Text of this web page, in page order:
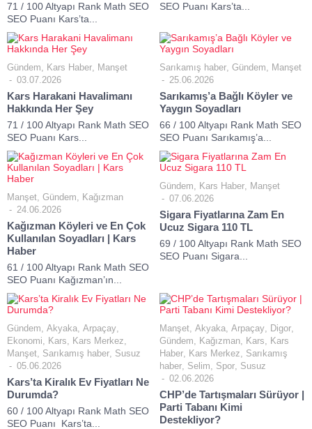
71 / 100 Altyapı Rank Math SEO
SEO Puanı Kars’ta...
SEO Puanı Kars’ta...
Gündem, Kars Haber, Manşet
03.07.2026
Kars Harakani Havalimanı
Hakkında Her Şey
71 / 100 Altyapı Rank Math SEO
SEO Puanı Kars...
Sarıkamış haber, Gündem, Manşet
25.06.2026
Sarıkamış’a Bağlı Köyler ve
Yaygın Soyadları
66 / 100 Altyapı Rank Math SEO
SEO Puanı Sarıkamış’a...
Manşet, Gündem, Kağızman
24.06.2026
Kağızman Köyleri ve En Çok
Kullanılan Soyadları | Kars
Haber
61 / 100 Altyapı Rank Math SEO
SEO Puanı Kağızman’ın...
Gündem, Kars Haber, Manşet
07.06.2026
Sigara Fiyatlarına Zam En
Ucuz Sigara 110 TL
69 / 100 Altyapı Rank Math SEO
SEO Puanı Sigara...
Gündem, Akyaka, Arpaçay,
Ekonomi, Kars, Kars Merkez,
Manşet, Sarıkamış haber, Susuz
05.06.2026
Kars’ta Kiralık Ev Fiyatları Ne
Durumda?
60 / 100 Altyapı Rank Math SEO
SEO Puanı Kars’ta...
Manşet, Akyaka, Arpaçay, Digor,
Gündem, Kağızman, Kars, Kars
Haber, Kars Merkez, Sarıkamış
haber, Selim, Spor, Susuz
02.06.2026
CHP’de Tartışmaları Sürüyor |
Parti Tabanı Kimi
Destekliyor?